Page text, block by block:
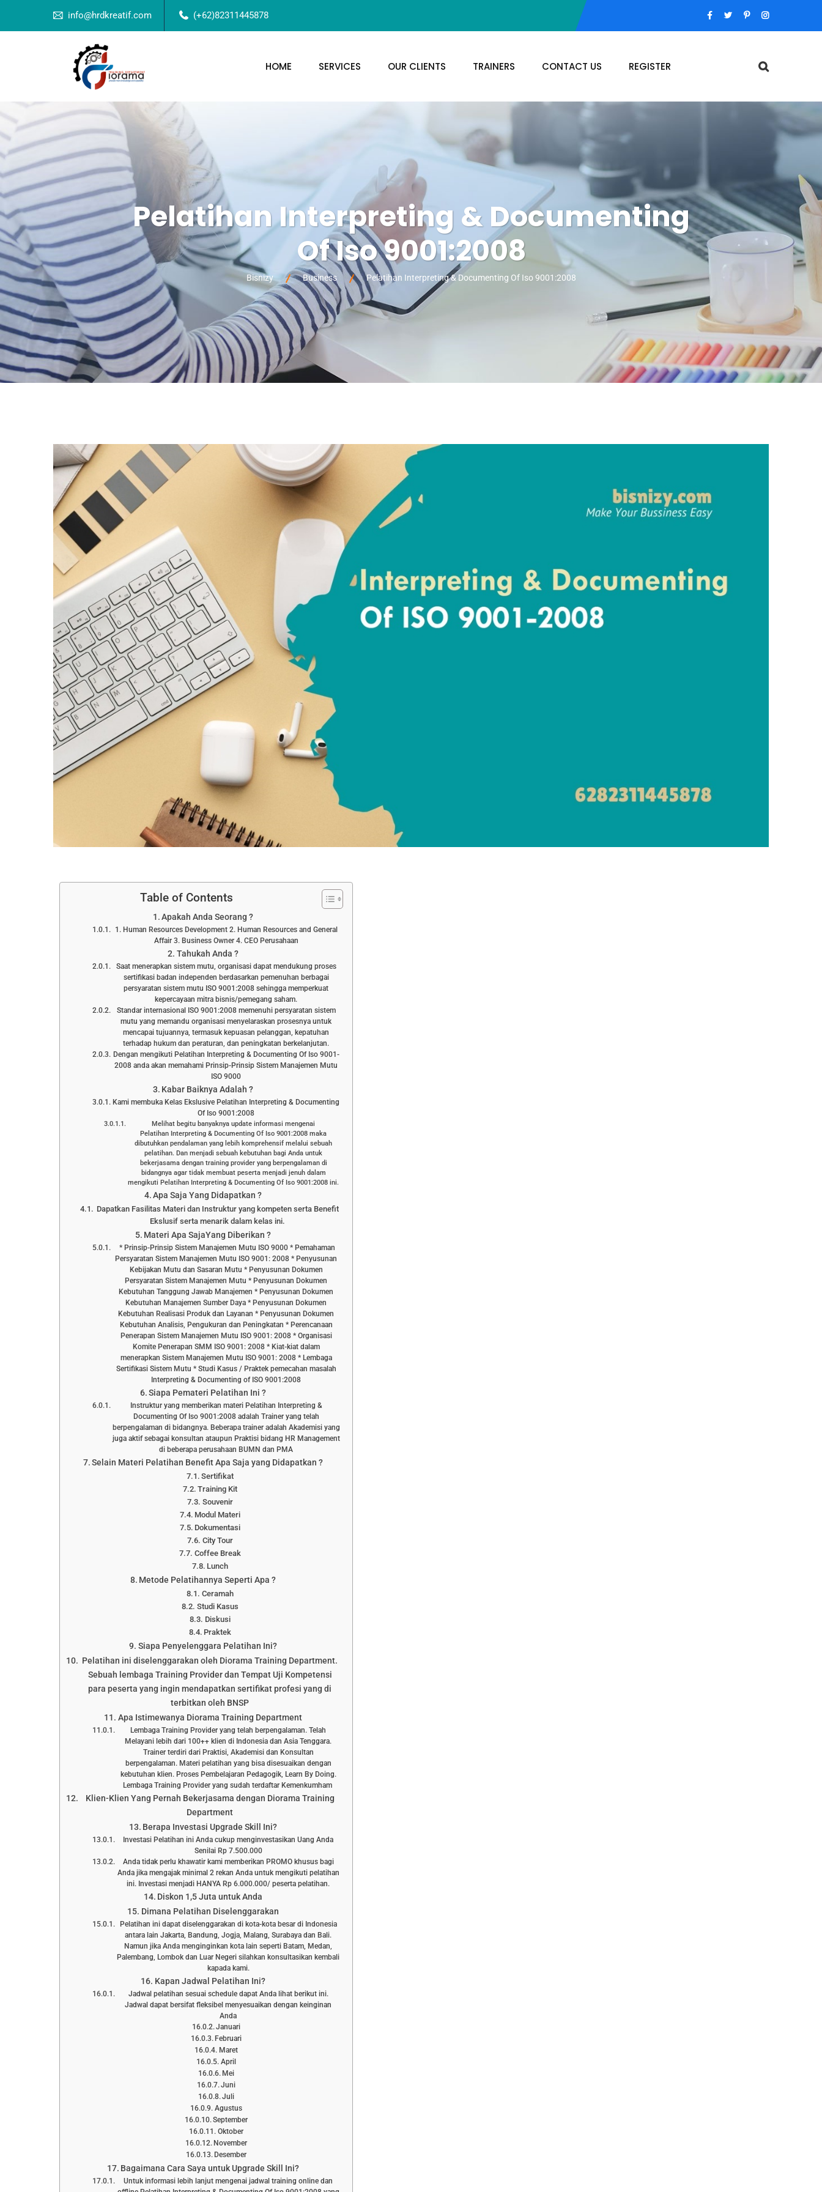
info@hrdkreatif.com (+62)82311445878
HOME SERVICES OUR CLIENTS TRAINERS CONTACT US REGISTER
Pelatihan Interpreting & Documenting
Of Iso 9001:2008
Bisnizy Business Pelatihan Interpreting & Documenting Of Iso 9001:2008
Table of Contents
Apakah Anda Seorang ?
1. Human Resources Development 2. Human Resources and General
Affair 3. Business Owner 4. CEO Perusahaan
Tahukah Anda ?
Saat menerapkan sistem mutu, organisasi dapat mendukung proses
sertifikasi badan independen berdasarkan pemenuhan berbagai
persyaratan sistem mutu ISO 9001:2008 sehingga memperkuat
kepercayaan mitra bisnis/pemegang saham.
Standar internasional ISO 9001:2008 memenuhi persyaratan sistem
mutu yang memandu organisasi menyelaraskan prosesnya untuk
mencapai tujuannya, termasuk kepuasan pelanggan, kepatuhan
terhadap hukum dan peraturan, dan peningkatan berkelanjutan.
Dengan mengikuti Pelatihan Interpreting & Documenting Of Iso 9001-
2008 anda akan memahami Prinsip-Prinsip Sistem Manajemen Mutu
ISO 9000
Kabar Baiknya Adalah ?
Kami membuka Kelas Ekslusive Pelatihan Interpreting & Documenting
Of Iso 9001:2008
Melihat begitu banyaknya update informasi mengenai
Pelatihan Interpreting & Documenting Of Iso 9001:2008 maka
dibutuhkan pendalaman yang lebih komprehensif melalui sebuah
pelatihan. Dan menjadi sebuah kebutuhan bagi Anda untuk
bekerjasama dengan training provider yang berpengalaman di
bidangnya agar tidak membuat peserta menjadi jenuh dalam
mengikuti Pelatihan Interpreting & Documenting Of Iso 9001:2008 ini.
Apa Saja Yang Didapatkan ?
Dapatkan Fasilitas Materi dan Instruktur yang kompeten serta Benefit
Ekslusif serta menarik dalam kelas ini.
Materi Apa SajaYang Diberikan ?
* Prinsip-Prinsip Sistem Manajemen Mutu ISO 9000 * Pemahaman
Persyaratan Sistem Manajemen Mutu ISO 9001: 2008 * Penyusunan
Kebijakan Mutu dan Sasaran Mutu * Penyusunan Dokumen
Persyaratan Sistem Manajemen Mutu * Penyusunan Dokumen
Kebutuhan Tanggung Jawab Manajemen * Penyusunan Dokumen
Kebutuhan Manajemen Sumber Daya * Penyusunan Dokumen
Kebutuhan Realisasi Produk dan Layanan * Penyusunan Dokumen
Kebutuhan Analisis, Pengukuran dan Peningkatan * Perencanaan
Penerapan Sistem Manajemen Mutu ISO 9001: 2008 * Organisasi
Komite Penerapan SMM ISO 9001: 2008 * Kiat-kiat dalam
menerapkan Sistem Manajemen Mutu ISO 9001: 2008 * Lembaga
Sertifikasi Sistem Mutu * Studi Kasus / Praktek pemecahan masalah
Interpreting & Documenting of ISO 9001:2008
Siapa Pemateri Pelatihan Ini ?
Instruktur yang memberikan materi Pelatihan Interpreting &
Documenting Of Iso 9001:2008 adalah Trainer yang telah
berpengalaman di bidangnya. Beberapa trainer adalah Akademisi yang
juga aktif sebagai konsultan ataupun Praktisi bidang HR Management
di beberapa perusahaan BUMN dan PMA
Selain Materi Pelatihan Benefit Apa Saja yang Didapatkan ?
Sertifikat
Training Kit
Souvenir
Modul Materi
Dokumentasi
City Tour
Coffee Break
Lunch
Metode Pelatihannya Seperti Apa ?
Ceramah
Studi Kasus
Diskusi
Praktek
Siapa Penyelenggara Pelatihan Ini?
Pelatihan ini diselenggarakan oleh Diorama Training Department.
Sebuah lembaga Training Provider dan Tempat Uji Kompetensi
para peserta yang ingin mendapatkan sertifikat profesi yang di
terbitkan oleh BNSP
Apa Istimewanya Diorama Training Department
Lembaga Training Provider yang telah berpengalaman. Telah
Melayani lebih dari 100++ klien di Indonesia dan Asia Tenggara.
Trainer terdiri dari Praktisi, Akademisi dan Konsultan
berpengalaman. Materi pelatihan yang bisa disesuaikan dengan
kebutuhan klien. Proses Pembelajaran Pedagogik, Learn By Doing.
Lembaga Training Provider yang sudah terdaftar Kemenkumham
Klien-Klien Yang Pernah Bekerjasama dengan Diorama Training
Department
Berapa Investasi Upgrade Skill Ini?
Investasi Pelatihan ini Anda cukup menginvestasikan Uang Anda
Senilai Rp 7.500.000
Anda tidak perlu khawatir kami memberikan PROMO khusus bagi
Anda jika mengajak minimal 2 rekan Anda untuk mengikuti pelatihan
ini. Investasi menjadi HANYA Rp 6.000.000/ peserta pelatihan.
Diskon 1,5 Juta untuk Anda
Dimana Pelatihan Diselenggarakan
Pelatihan ini dapat diselenggarakan di kota-kota besar di Indonesia
antara lain Jakarta, Bandung, Jogja, Malang, Surabaya dan Bali.
Namun jika Anda menginginkan kota lain seperti Batam, Medan,
Palembang, Lombok dan Luar Negeri silahkan konsultasikan kembali
kapada kami.
Kapan Jadwal Pelatihan Ini?
Jadwal pelatihan sesuai schedule dapat Anda lihat berikut ini.
Jadwal dapat bersifat fleksibel menyesuaikan dengan keinginan
Anda
Januari
Februari
Maret
April
Mei
Juni
Juli
Agustus
September
Oktober
November
Desember
Bagaimana Cara Saya untuk Upgrade Skill Ini?
Untuk informasi lebih lanjut mengenai jadwal training online dan